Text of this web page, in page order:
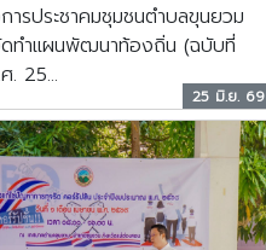
ารประชาคมชุมชนตำบลขุนยวม
ทำแผนพัฒนาท้องถิ่น (ฉบับที่
. 25...
25 มิ.ย. 69